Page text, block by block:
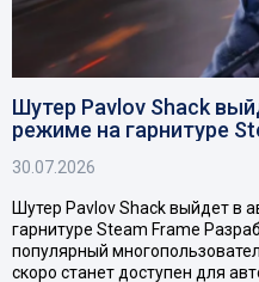
Шутер Pavlov Shack
режиме на гарнитуре
30.07.2026
Шутер Pavlov Shack выйдет в
гарнитуре Steam Frame
популярный
скоро станет доступен для